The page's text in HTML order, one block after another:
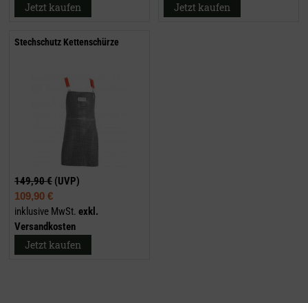
Jetzt kaufen Jetzt kaufen
Stechschutz Kettenschürze
149,90 € (UVP)
109,90 €
inklusive MwSt. exkl.
Versandkosten
Jetzt kaufen